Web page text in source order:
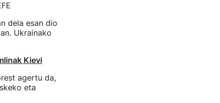
dela esan dio
Ukrainako
Kievi
agertu da,
eta